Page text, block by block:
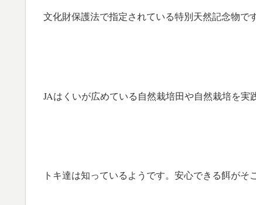
文化財保護法で指定されている特別天然記念物です
JAはくいが広めている自然栽培田や自然栽培を実
トキ達は知っているようです。 安心できる餌がそ